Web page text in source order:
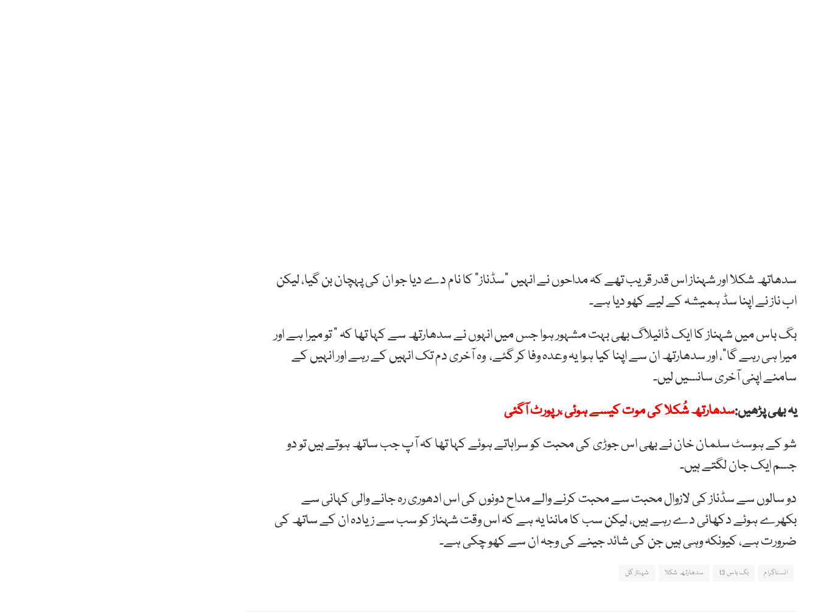
سدھاتھ شکلا اور شہناز اس قدر قریب تھے کہ مداحوں نے انہیں “سڈناز” کا نام دے دیا جو ان کی پہچان بن گیا، لیکن
اب ناز نے اپنا سڈ ہمیشہ کے لیے کھو دیا ہے۔
بگ باس میں شہناز کا ایک ڈائیلاگ بھی بہت مشہور ہوا جس میں انہوں نے سدھارتھ سے کہا تھا کہ ” تو میرا ہے اور
میرا ہی رہے گا”، اور سدھارتھ ان سے اپنا کیا ہوا یہ وعدہ وفا کر گئے، وہ آخری دم تک انہیں کے رہے اور انہیں کے
سامنے اپنی آخری سانسیں لیں۔
یہ بھی پڑھیں:سدھارتھ شُکلا کی موت کیسے ہوئی ،رپورٹ آگئی
شو کے ہوسٹ سلمان خان نے بھی اس جوڑی کی محبت کو سراہاتے ہوئے کہا تھا کہ آپ جب ساتھ ہوتے ہیں تو دو
جسم ایک جان لگتے ہیں۔
دو سالوں سے سڈناز کی لازوال محبت سے محبت کرنے والے مداح دونوں کی اس ادھوری رہ جانے والی کہانی سے
بکھرے ہوئے دکھائی دے رہے ہیں، لیکن سب کا ماننا یہ ہے کہ اس وقت شہناز کو سب سے زیادہ ان کے ساتھ کی
ضرورت ہے، کیونکہ وہی ہیں جن کی شائد جینے کی وجہ ان سے کھو چکی ہے۔
انسٹاگرام بگ باس 13 سدھارتھ شکلا شہناز گل